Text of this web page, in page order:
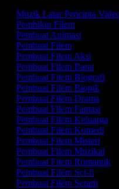
Muzik Latar Pencipta Video
Pembikin Filem
Pembuat Animasi
Pembuat Filem
Pembuat Filem Aksi
Pembuat Filem Barat
Pembuat Filem Biografi
Pembuat Filem Biopik
Pembuat Filem Drama
Pembuat Filem Fantasi
Pembuat Filem Keluarga
Pembuat Filem Komedi
Pembuat Filem Misteri
Pembuat Filem Muzikal
Pembuat Filem Romantik
Pembuat Filem Sci-fi
Pembuat Filem Seram